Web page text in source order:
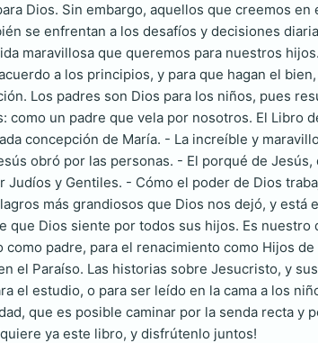
Dios. Sin embargo, aquellos que creemos
se enfrentan a los desafíos y decisiones
maravillosa que queremos para nuestros
a los principios, y para que hagan el
Los padres son Dios para los niños, pues
como un padre que vela por nosotros. El Libro
concepción de María. - La increíble y
obró por las personas. - El porqué de
Judíos y Gentiles. - Cómo el poder de Dios
más grandiosos que Dios nos dejó, y
que Dios siente por todos sus hijos. Es
como padre, para el renacimiento como Hijos
el Paraíso. Las historias sobre Jesucristo, y
el estudio, o para ser leído en la cama a los
que es posible caminar por la senda recta y
ya este libro, y disfrútenlo juntos!